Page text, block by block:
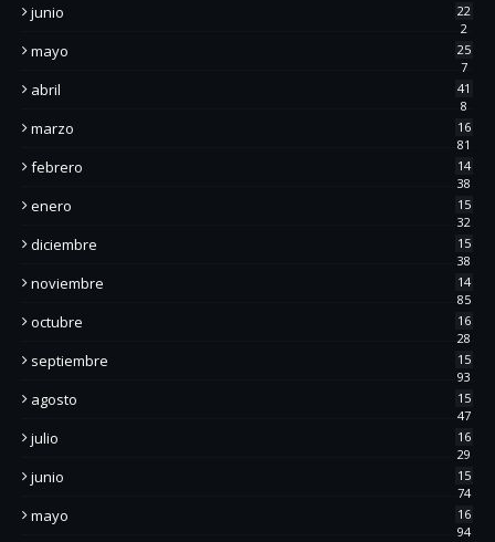
junio
22
2
mayo
25
7
abril
41
8
marzo
16
81
febrero
14
38
enero
15
32
diciembre
15
38
noviembre
14
85
octubre
16
28
septiembre
15
93
agosto
15
47
julio
16
29
junio
15
74
mayo
16
94